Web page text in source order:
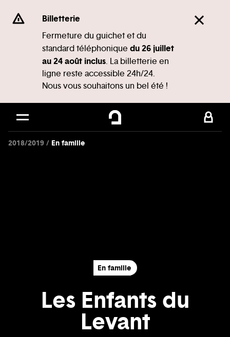
Se rendre au
Contenu principal
Pied de page
Billetterie
Fermeture du guichet et du
standard téléphonique du 26 juillet
au 24 août inclus. La billetterie en
ligne reste accessible 24h/24.
Nous vous souhaitons un bel été !
2018/2019 En famille
En famille
Les Enfants du
Levant